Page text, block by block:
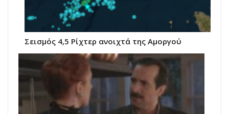
Σεισμός 4,5 Ρίχτερ ανοιχτά της Αμοργού